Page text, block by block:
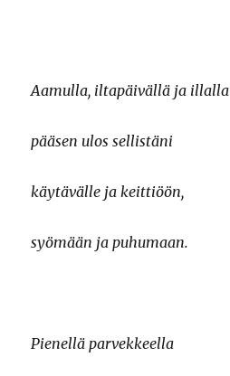
Aamulla, iltapäivällä ja illalla
pääsen ulos sellistäni
käytävälle ja keittiöön,
syömään ja puhumaan.
Pienellä parvekkeella